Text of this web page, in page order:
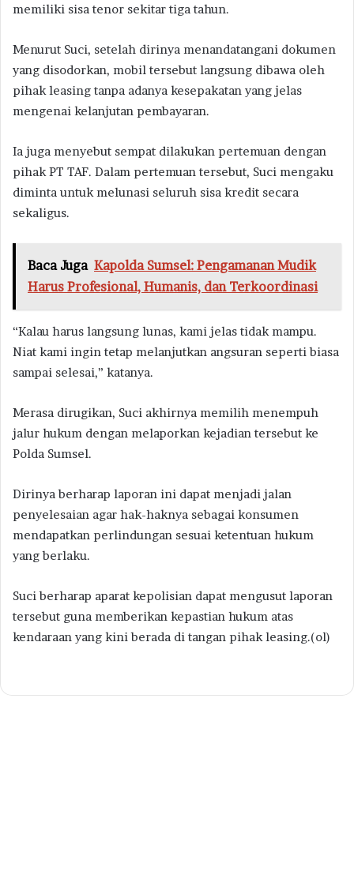
memiliki sisa tenor sekitar tiga tahun.
Menurut Suci, setelah dirinya menandatangani dokumen
yang disodorkan, mobil tersebut langsung dibawa oleh
pihak leasing tanpa adanya kesepakatan yang jelas
mengenai kelanjutan pembayaran.
Ia juga menyebut sempat dilakukan pertemuan dengan
pihak PT TAF. Dalam pertemuan tersebut, Suci mengaku
diminta untuk melunasi seluruh sisa kredit secara
sekaligus.
Baca Juga Kapolda Sumsel: Pengamanan Mudik
Harus Profesional, Humanis, dan Terkoordinasi
“Kalau harus langsung lunas, kami jelas tidak mampu.
Niat kami ingin tetap melanjutkan angsuran seperti biasa
sampai selesai,” katanya.
Merasa dirugikan, Suci akhirnya memilih menempuh
jalur hukum dengan melaporkan kejadian tersebut ke
Polda Sumsel.
Dirinya berharap laporan ini dapat menjadi jalan
penyelesaian agar hak-haknya sebagai konsumen
mendapatkan perlindungan sesuai ketentuan hukum
yang berlaku.
Suci berharap aparat kepolisian dapat mengusut laporan
tersebut guna memberikan kepastian hukum atas
kendaraan yang kini berada di tangan pihak leasing.(ol)